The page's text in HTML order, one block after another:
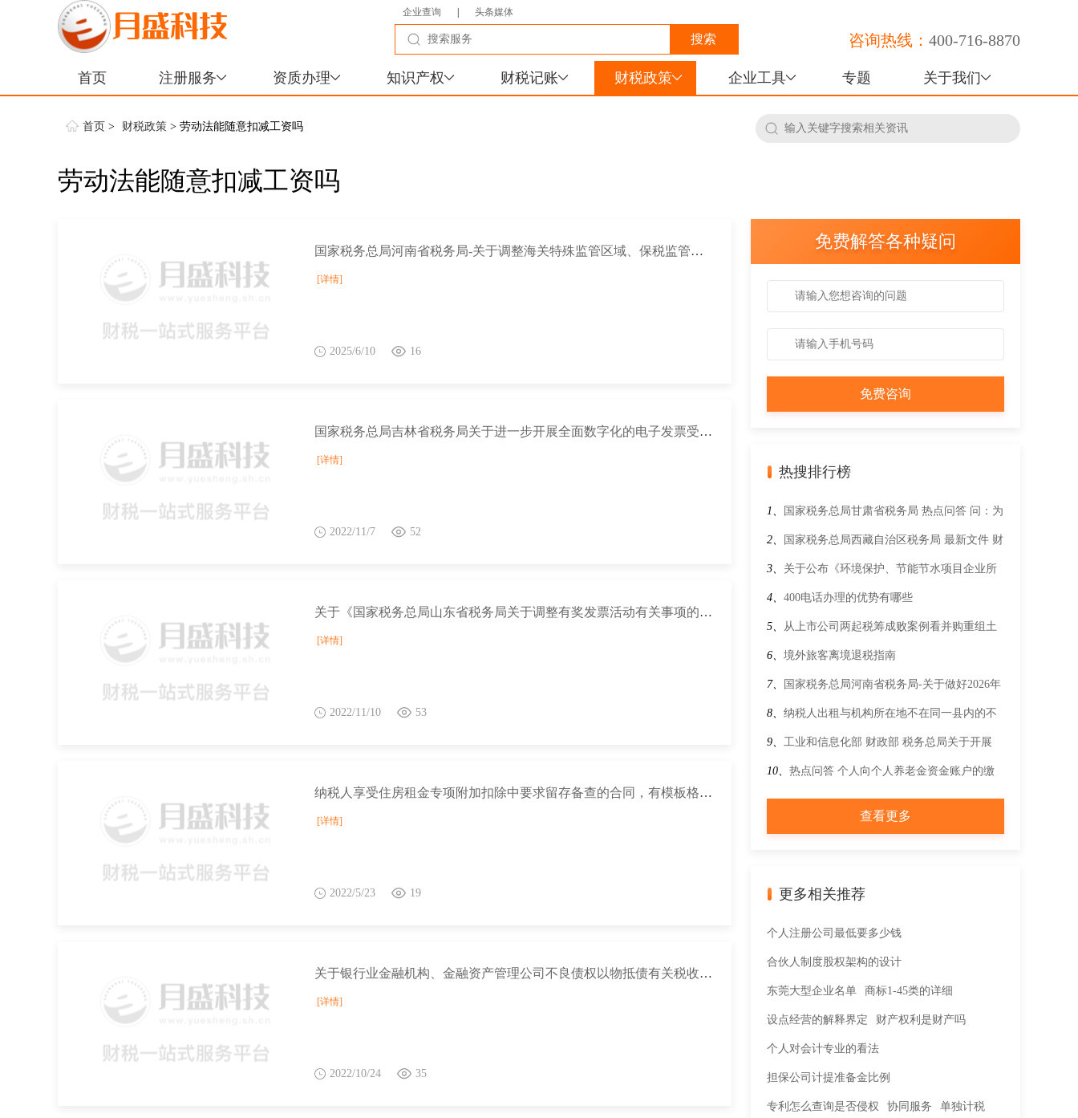
企业查询 头条媒体
咨询热线： 400-716-8870
首页 注册服务 资质办理 知识产权 财税记账 财税政策 企业工具 专题 关于我们
首页 > 财税政策 > 劳动法能随意扣减工资吗
劳动法能随意扣减工资吗
国家税务总局河南省税务局-关于调整海关特殊监管区域、保税监管场所和区外加工贸易有关管理措施的公告
[详情]
2025/6/10 16
国家税务总局吉林省税务局关于进一步开展全面数字化的电子发票受票试点工作的公告
[详情]
2022/11/7 52
关于《国家税务总局山东省税务局关于调整有奖发票活动有关事项的公告》的解读
[详情]
2022/11/10 53
纳税人享受住房租金专项附加扣除中要求留存备查的合同，有模板格式要求吗?
[详情]
2022/5/23 19
关于银行业金融机构、金融资产管理公司不良债权以物抵债有关税收政策的公告 财政部 税务总局公告2022年第31号
[详情]
2022/10/24 35
免费解答各种疑问
热搜排行榜
1、 国家税务总局甘肃省税务局 热点问答 问：为
何社保费已缴纳但系统仍显示未缴费？
2、 国家税务总局西藏自治区税务局 最新文件 财
政部 税务总局关于延续实施宣传文化增值税优
惠政策的公告
3、 关于公布《环境保护、节能节水项目企业所
得税优惠目录（2021年版）》以及《资源综合利
用企业所得税优惠目录（2021年版）》的公告财
政部 税务总局 发展改革委 生态环境部公告2021
年第36号
4、 400电话办理的优势有哪些
5、 从上市公司两起税筹成败案例看并购重组土
地增值税五大风险
6、 境外旅客离境退税指南
7、 国家税务总局河南省税务局-关于做好2026年
享受税收优惠政策的集成电路企业或项目、软件
企业清单制定工作的通知
8、 纳税人出租与机构所在地不在同一县内的不
动产预缴增值税适用的预征率是多少？
9、 工业和信息化部 财政部 税务总局关于开展
2025年度享受增值税加计抵减政策的工业母机企
业清单制定工作的通知
10、 热点问答 个人向个人养老金资金账户的缴
费享受税前扣除时，扣税凭据是什么？
查看更多
更多相关推荐
个人注册公司最低要多少钱
合伙人制度股权架构的设计
东莞大型企业名单 商标1-45类的详细
设点经营的解释界定 财产权利是财产吗
个人对会计专业的看法
担保公司计提准备金比例
专利怎么查询是否侵权 协同服务 单独计税